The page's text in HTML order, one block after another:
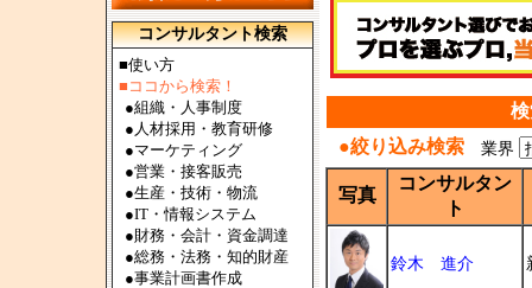
コンサルタント検索
■使い方
■ココから検索！
●組織・人事制度
● 人材採用・教育研修
●マーケティング
●営業・接客販売
●生産・技術・物流
●IT・情報システム
●財務・会計・資金調達
●総務・法務・知的財産
●事業計画書作成
●絞り込み検索
業界
写真
コンサルタン
ト
鈴木 進介